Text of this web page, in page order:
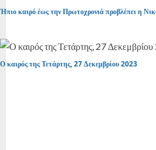
Ήπιο καιρό έως την Πρωτοχρονιά προβλέπει η
Ο καιρός της Τετάρτης, 27 Δεκεμβρίου 2023